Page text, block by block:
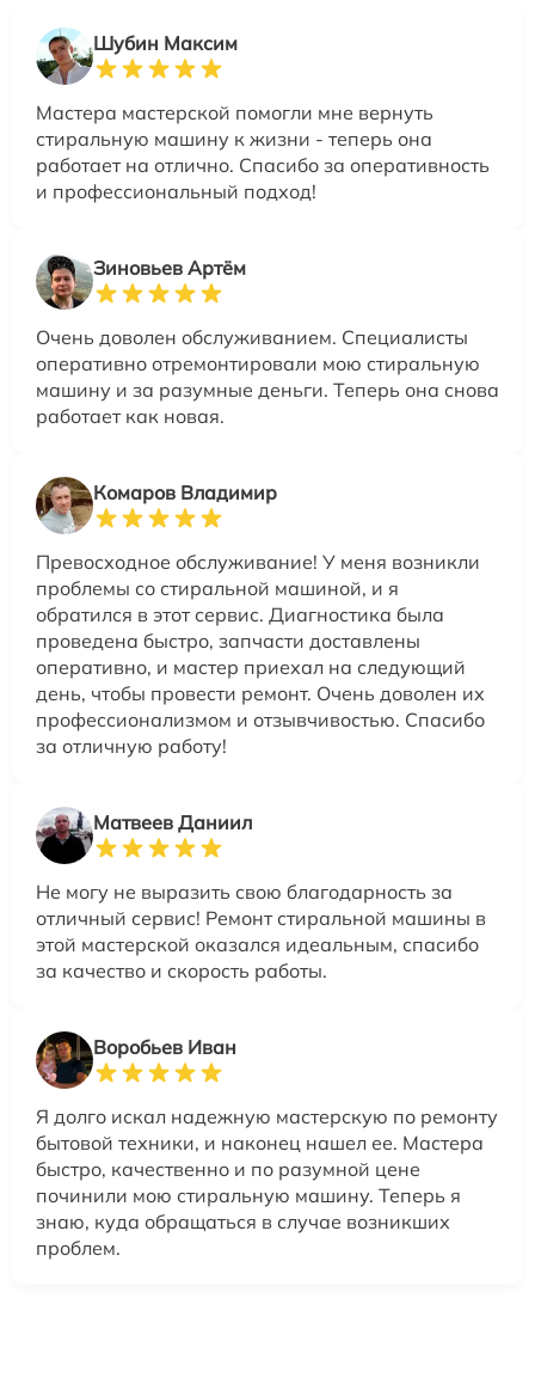
Шубин Максим
Мастера мастерской помогли мне вернуть
стиральную машину к жизни - теперь она
работает на отлично. Спасибо за оперативность
и профессиональный подход!
Зиновьев Артём
Очень доволен обслуживанием. Специалисты
оперативно отремонтировали мою стиральную
машину и за разумные деньги. Теперь она снова
работает как новая.
Комаров Владимир
Превосходное обслуживание! У меня возникли
проблемы со стиральной машиной, и я
обратился в этот сервис. Диагностика была
проведена быстро, запчасти доставлены
оперативно, и мастер приехал на следующий
день, чтобы провести ремонт. Очень доволен их
профессионализмом и отзывчивостью. Спасибо
за отличную работу!
Матвеев Даниил
Не могу не выразить свою благодарность за
отличный сервис! Ремонт стиральной машины в
этой мастерской оказался идеальным, спасибо
за качество и скорость работы.
Воробьев Иван
Я долго искал надежную мастерскую по ремонту
бытовой техники, и наконец нашел ее. Мастера
быстро, качественно и по разумной цене
починили мою стиральную машину. Теперь я
знаю, куда обращаться в случае возникших
проблем.